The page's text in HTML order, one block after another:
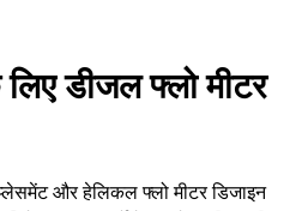
MR
AR
डीजल फ्लो मीटर
और हेलिकल फ्लो मीटर डिजाइन